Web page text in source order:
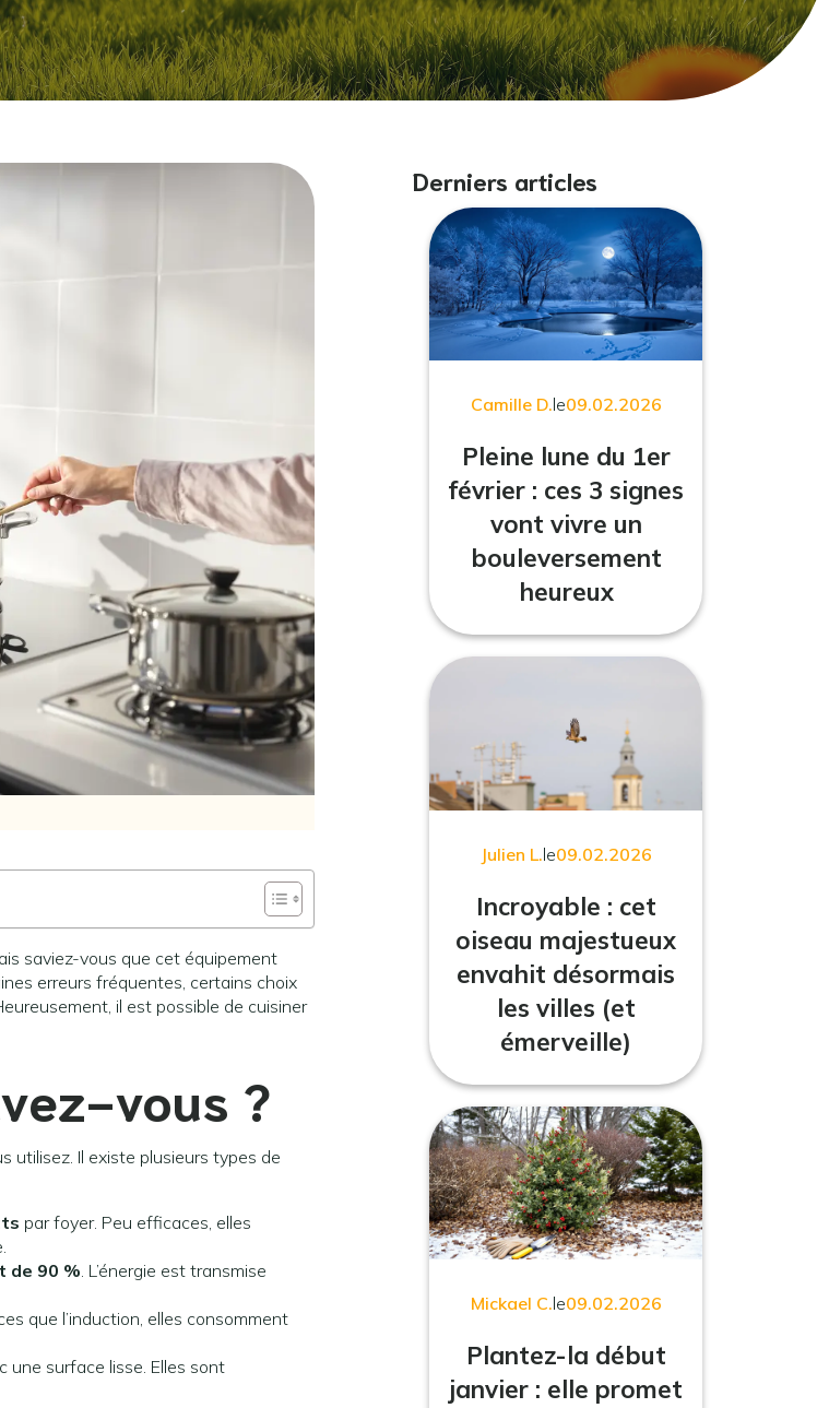
saviez-vous que cet équipement
erreurs fréquentes, certains choix
il est possible de cuisiner
vous ?
utilisez. Il existe plusieurs types de
par foyer. Peu efficaces, elles
de 90 %. L’énergie est transmise
que l’induction, elles consomment
une surface lisse. Elles sont
Derniers articles
Camille D.le09.02.2026
Pleine lune du 1er
février : ces 3 signes
vont vivre un
bouleversement
heureux
Julien L.le09.02.2026
Incroyable : cet
oiseau majestueux
envahit désormais
les villes (et
émerveille)
Mickael C.le09.02.2026
Plantez-la début
janvier : elle promet